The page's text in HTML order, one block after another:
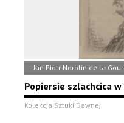
Jan Piotr Norblin de la
Popiersie szlachcica
Kolekcja Sztuki Dawnej